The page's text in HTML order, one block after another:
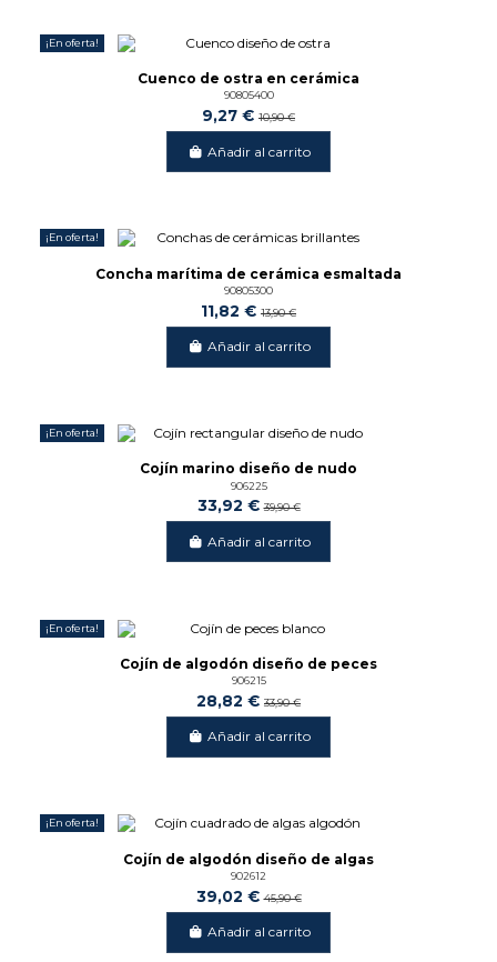
¡En oferta!
Cuenco de ostra en cerámica
90805400
9,27 € 10,90 €
Añadir al carrito
¡En oferta!
Concha marítima de cerámica esmaltada
90805300
11,82 € 13,90 €
Añadir al carrito
¡En oferta!
Cojín marino diseño de nudo
906225
33,92 €39,90 €
Añadir al carrito
¡En oferta!
Cojín de algodón diseño de peces
906215
28,82 € 33,90 €
Añadir al carrito
¡En oferta!
Cojín de algodón diseño de algas
902612
39,02 €45,90 €
Añadir al carrito